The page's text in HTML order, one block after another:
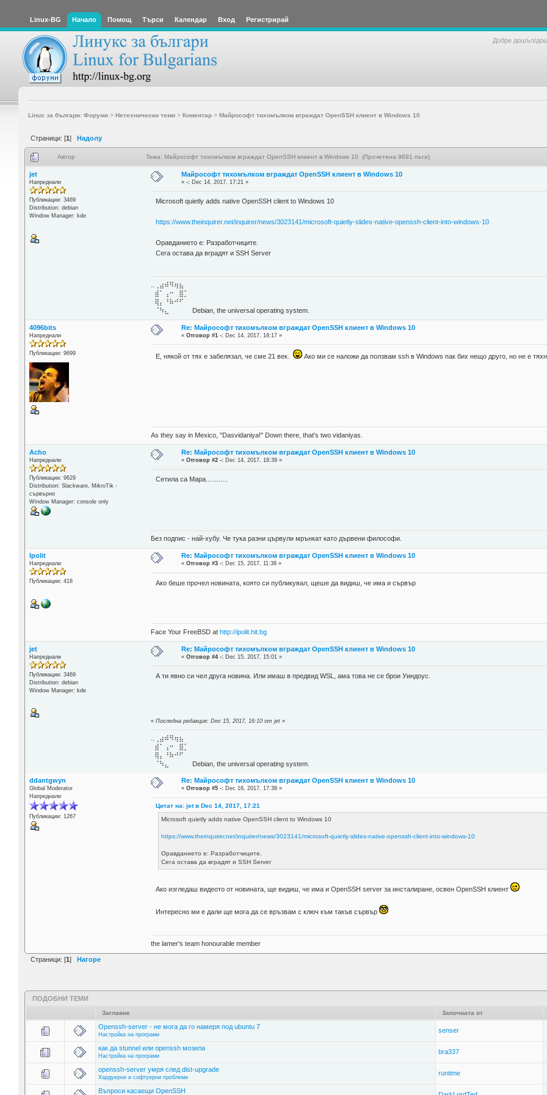
Linux-BG Начало Помощ Търси Календар Вход Регистрирай
Добре дошъл/
Linux за българи: Форуми> Нетехнически теми> Коментар> Майрософт тихомълком вграждат OpenSSH клиент в Windows 10
Страници: [1] Надолу
Автор Тема: Майрософт тихомълком вграждат OpenSSH клиент в Windows 10 (Прочетена 9691 пъти)
jet
Напреднали
Публикации: 3469
Distribution: debian
Window Manager: kde
Майрософт тихомълком вграждат OpenSSH клиент в Windows 10
«-: Dec 14, 2017, 17:21 »
Microsoft quietly adds native OpenSSH client to Windows 10
https://www.theinquirer.net/inquirer/news/3023141/microsoft-quietly-slides-native-openssh-client-into-windows-10
Оравданието е: Разработчиците.
Сега остава да вградят и SSH Server
..⢀⣴⠾⠻⢶⣦⠀
⣾⠁⢠⠒⠀⣿⡁
⢿⡄⠘⠷⠚⠋
⠈⠳⣄⠀⠀⠀⠀ Debian, the universal operating system.
4096bits
Напреднали
Публикации: 9699
Re: Майрософт тихомълком вграждат OpenSSH клиент в Windows 10
«Отговор #1 -: Dec 14, 2017, 18:17 »
E, някой от тях е забелязал, че сме 21 век. Ако ми се наложи да ползвам ssh в Windows пак бих нещо друго, но не е
As they say in Mexico, "Dasvidaniya!" Down there, that's two vidaniyas.
Acho
Напреднали
Публикации: 9629
Distribution: Slackware, MikroTik -
сървърно
Window Manager: console only
Re: Майрософт тихомълком вграждат OpenSSH клиент в Windows 10
«Отговор #2 -: Dec 14, 2017, 18:39 »
Сетила са Мара............
Без подпис - най-хубу. Че тука разни цървули мрънкат като дървени философи.
Ipolit
Напреднали
Публикации: 418
Re: Майрософт тихомълком вграждат OpenSSH клиент в Windows 10
«Отговор #3 -: Dec 15, 2017, 11:38 »
Ако беше прочел новината, която си публикувал, щеше да видиш, че има и сървър
Face Your FreeBSD athttp://ipolit.hit.bg
jet
Напреднали
Публикации: 3469
Distribution: debian
Window Manager: kde
Re: Майрософт тихомълком вграждат OpenSSH клиент в Windows 10
«Отговор #4 -: Dec 15, 2017, 15:01 »
А ти явно си чел друга новина. Или имаш в предвид WSL, ама това не се брои Уиндоус.
«Последна редакция: Dec 15, 2017, 16:10 от jet »
..⢀⣴⠾⠻⢶⣦⠀
⣾⠁⢠⠒⠀⣿⡁
⢿⡄⠘⠷⠚⠋
⠈⠳⣄⠀⠀⠀⠀ Debian, the universal operating system.
ddantgwyn
Global Moderator
Напреднали
Публикации: 1267
Re: Майрософт тихомълком вграждат OpenSSH клиент в Windows 10
«Отговор #5 -: Dec 16, 2017, 17:38 »
Цитат на: jet в Dec 14, 2017, 17:21
Microsoft quietly adds native OpenSSH client to Windows 10
https://www.theinquirer.net/inquirer/news/3023141/microsoft-quietly-slides-native-openssh-client-into-windows-10
Оравданието е: Разработчиците.
Сега остава да вградят и SSH Server
Ако изгледаш видеото от новината, ще видиш, че има и OpenSSH server за инсталиране, освен OpenSSH клиент
Интересно ми е дали ще мога да се връзвам с ключ към такъв сървър
the lamer's team honourable member
Страници: [1] Нагоре
ПОДОБНИ ТЕМИ
Заглавие Започната от
Openssh-server - не мога да го намеря под ubuntu 7
Настройка на програми
senser
как да stunnel или openssh мозила
Настройка на програми
bra337
openssh-server умря след dist-upgrade
Хардуерни и софтуерни проблеми
runtime
Въпроси касаещи OpenSSH